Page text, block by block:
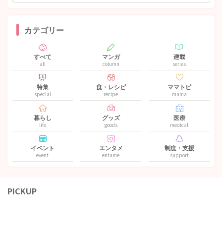
カテゴリー
すべて
all
マンガ
column
連載
series
特集
special
食・レシピ
recipe
ママトピ
mama
暮らし
life
グッズ
goods
医療
medical
イベント
event
エンタメ
entame
制度・支援
support
PICKUP